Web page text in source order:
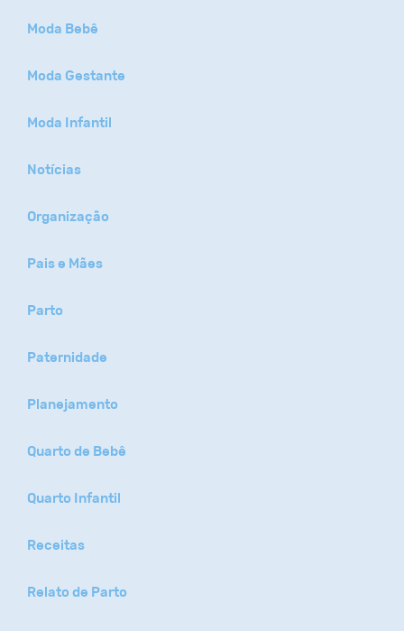
Moda Bebê
Moda Gestante
Moda Infantil
Notícias
Organização
Pais e Mães
Parto
Paternidade
Planejamento
Quarto de Bebê
Quarto Infantil
Receitas
Relato de Parto